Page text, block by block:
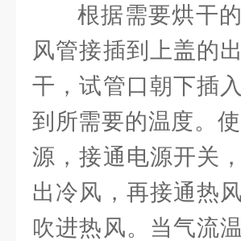
根据需要烘干
风管接插到上盖的
干，试管口朝下插
到所需要的温度。
源，接通电源开关
出冷风，再接通热
吹进热风。当气流